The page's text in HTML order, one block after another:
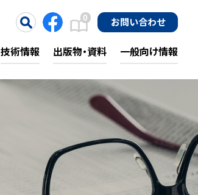
技術情報 出版物・資料 一般向け情報
0 お問い合わせ